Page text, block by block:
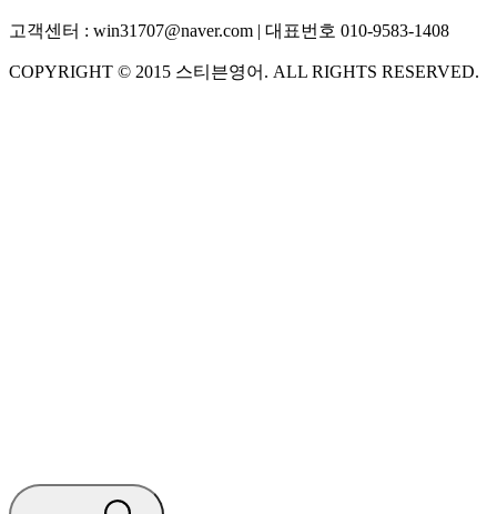
고객센터 : win31707@naver.com | 대표번호 010-9583-1408
COPYRIGHT © 2015 스티븐영어 . ALL RIGHTS RESERVED.